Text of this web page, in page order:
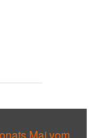
Mai vom